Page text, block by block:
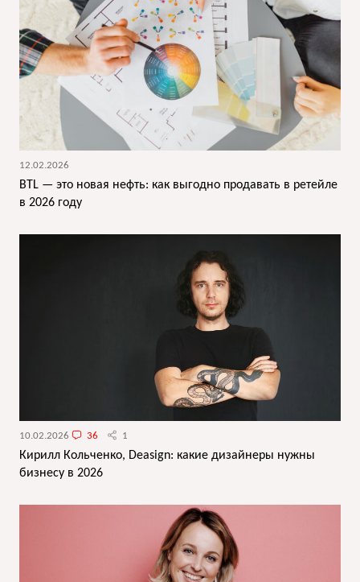
12.02.2026
BTL — это новая нефть: как выгодно продавать в ретейле
в 2026 году
10.02.2026 36 1
Кирилл Кольченко, Deasign: какие дизайнеры нужны
бизнесу в 2026